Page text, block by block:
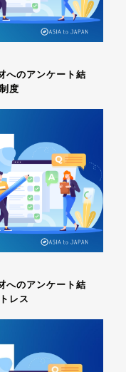
へのアンケート結
度
へのアンケート結
レス